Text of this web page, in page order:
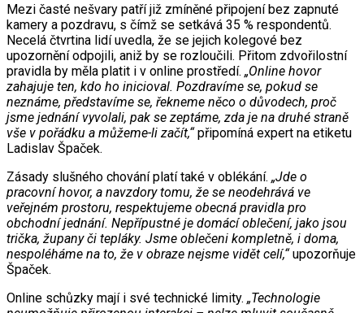
Mezi časté nešvary patří již zmíněné připojení bez zapnuté
kamery a pozdravu, s čímž se setkává 35 % respondentů.
Necelá čtvrtina lidí uvedla, že se jejich kolegové bez
upozornění odpojili, aniž by se rozloučili. Přitom zdvořilostní
pravidla by měla platit i v online prostředí. „Online hovor
zahajuje ten, kdo ho inicioval. Pozdravíme se, pokud se
neznáme, představíme se, řekneme něco o důvodech, proč
jsme jednání vyvolali, pak se zeptáme, zda je na druhé straně
vše v pořádku a můžeme-li začít,“připomíná expert na etiketu
Ladislav Špaček.
Zásady slušného chování platí také v oblékání. „Jde o
pracovní hovor, a navzdory tomu, že se neodehrává ve
veřejném prostoru, respektujeme obecná pravidla pro
obchodní jednání. Nepřípustné je domácí oblečení, jako jsou
trička, župany či tepláky. Jsme oblečeni kompletně, i doma,
nespoléháme na to, že v obraze nejsme vidět celí,“upozorňuje
Špaček.
Online schůzky mají i své technické limity. „Technologie